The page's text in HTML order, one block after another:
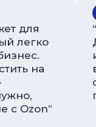
для
легко
на
с Ozon”